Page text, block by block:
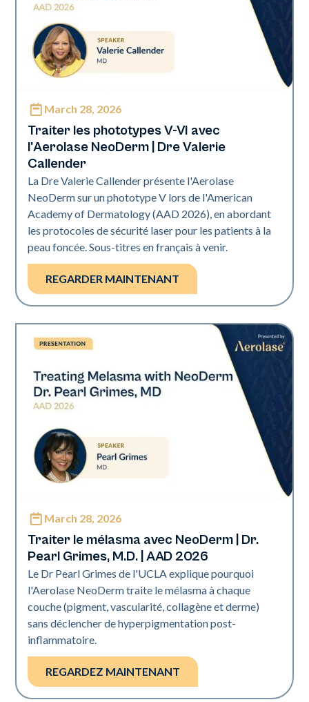
Neo Elite | Présentations
March 28, 2026
Traiter les phototypes V-VI avec
l'Aerolase NeoDerm | Dre Valerie
Callender
La Dre Valerie Callender présente l'Aerolase
NeoDerm sur un phototype V lors de l'American
Academy of Dermatology (AAD 2026), en abordant
les protocoles de sécurité laser pour les patients à la
peau foncée. ‍Sous-titres en français à venir.
REGARDER MAINTENANT
Neo Elite | Présentations
March 28, 2026
Traiter le mélasma avec NeoDerm | Dr.
Pearl Grimes, M.D. | AAD 2026
Le Dr Pearl Grimes de l'UCLA explique pourquoi
l'Aerolase NeoDerm traite le mélasma à chaque
couche (pigment, vascularité, collagène et derme)
sans déclencher de hyperpigmentation post-
inflammatoire.
REGARDEZ MAINTENANT